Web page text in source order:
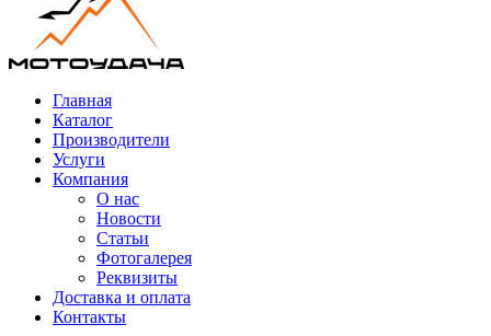
Главная
Каталог
Производители
Услуги
Компания
О нас
Новости
Статьи
Фотогалерея
Реквизиты
Доставка и оплата
Контакты